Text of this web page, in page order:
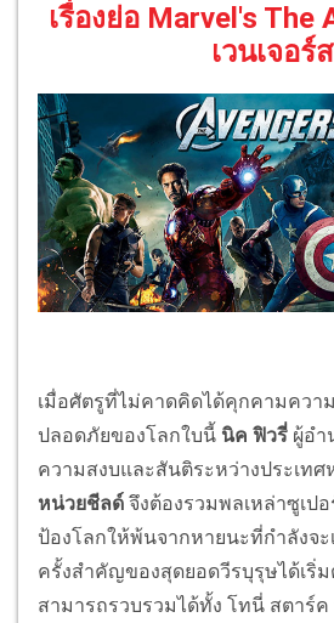
เรื่องย่อ Marvel's The
เวนเจอร์ส
เมื่อศัตรูที่ไม่คาดคิดได้คุกคามควา
ปลอดภัยของโลกใบนี้ นิค ฟิวรี่ ผู้อำ
ความสงบและสันติระหว่างประเท
หน่วยชีลด์ จึงต้องรวมพลเหล่าซูเป
ป้องโลกให้พ้นจากหายนะที่กำลังจ
ครั้งสำคัญของสุดยอดวีรบุรุษได้เริ่
สามารถรวบรวมได้ทั้ง โทนี่ สตาร์